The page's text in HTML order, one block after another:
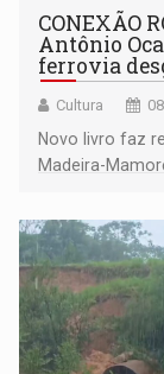
CONEXÃO
Antônio
ferrovia
Cultura
Novo livro faz
Madeira-